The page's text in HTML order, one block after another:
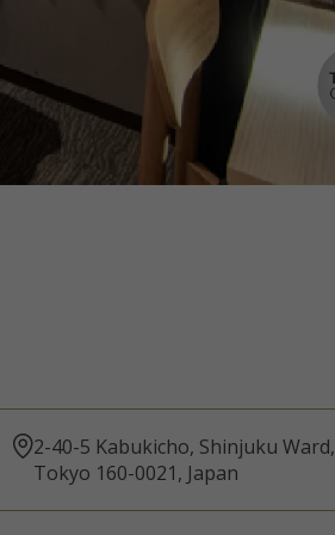
2-40-5 Kabukicho, Shinjuku Ward,
Tokyo 160-0021, Japan